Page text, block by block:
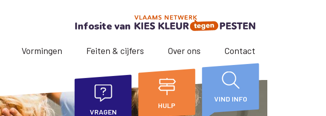
Infosite van
Vormingen Feiten & cijfers Over ons Contact
VRAGEN
HULP
VIND INFO